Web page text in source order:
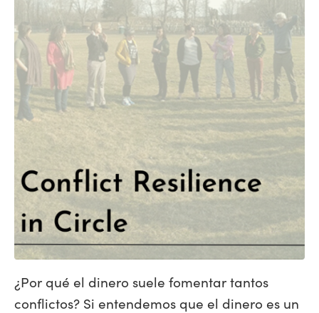
¿Por qué el dinero suele fomentar tantos
conflictos? Si entendemos que el dinero es un